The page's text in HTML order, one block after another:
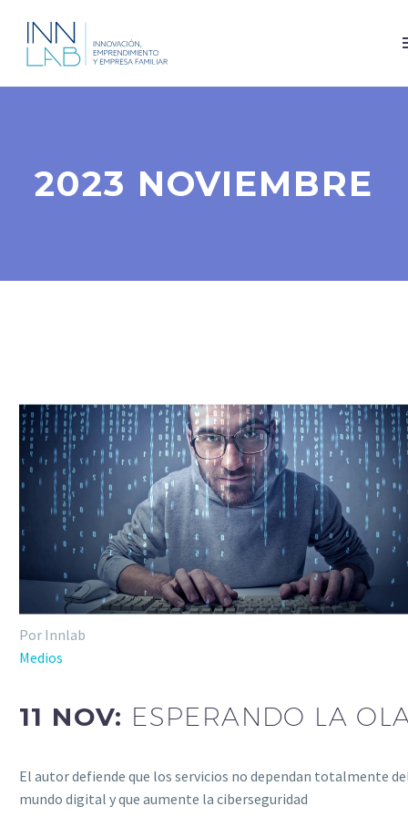
2023 NOVIEMBRE
Por Innlab
Medios
11 NOV: ESPERANDO LA
El autor defiende que los servicios no dependan totalmente
mundo digital y que aumente la ciberseguridad